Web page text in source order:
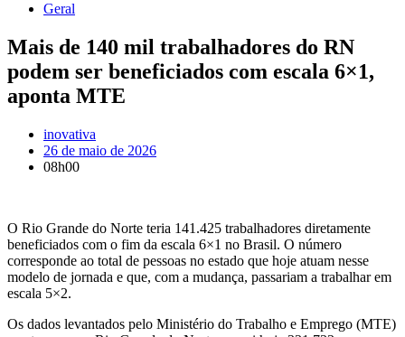
Geral
Mais de 140 mil trabalhadores do RN
podem ser beneficiados com escala 6×1,
aponta MTE
inovativa
26 de maio de 2026
08h00
O Rio Grande do Norte teria 141.425 trabalhadores diretamente
beneficiados com o fim da escala 6×1 no Brasil. O número
corresponde ao total de pessoas no estado que hoje atuam nesse
modelo de jornada e que, com a mudança, passariam a trabalhar em
escala 5×2.
Os dados levantados pelo Ministério do Trabalho e Emprego (MTE)